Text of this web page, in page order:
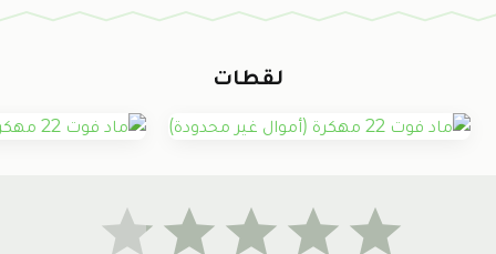
لقطات